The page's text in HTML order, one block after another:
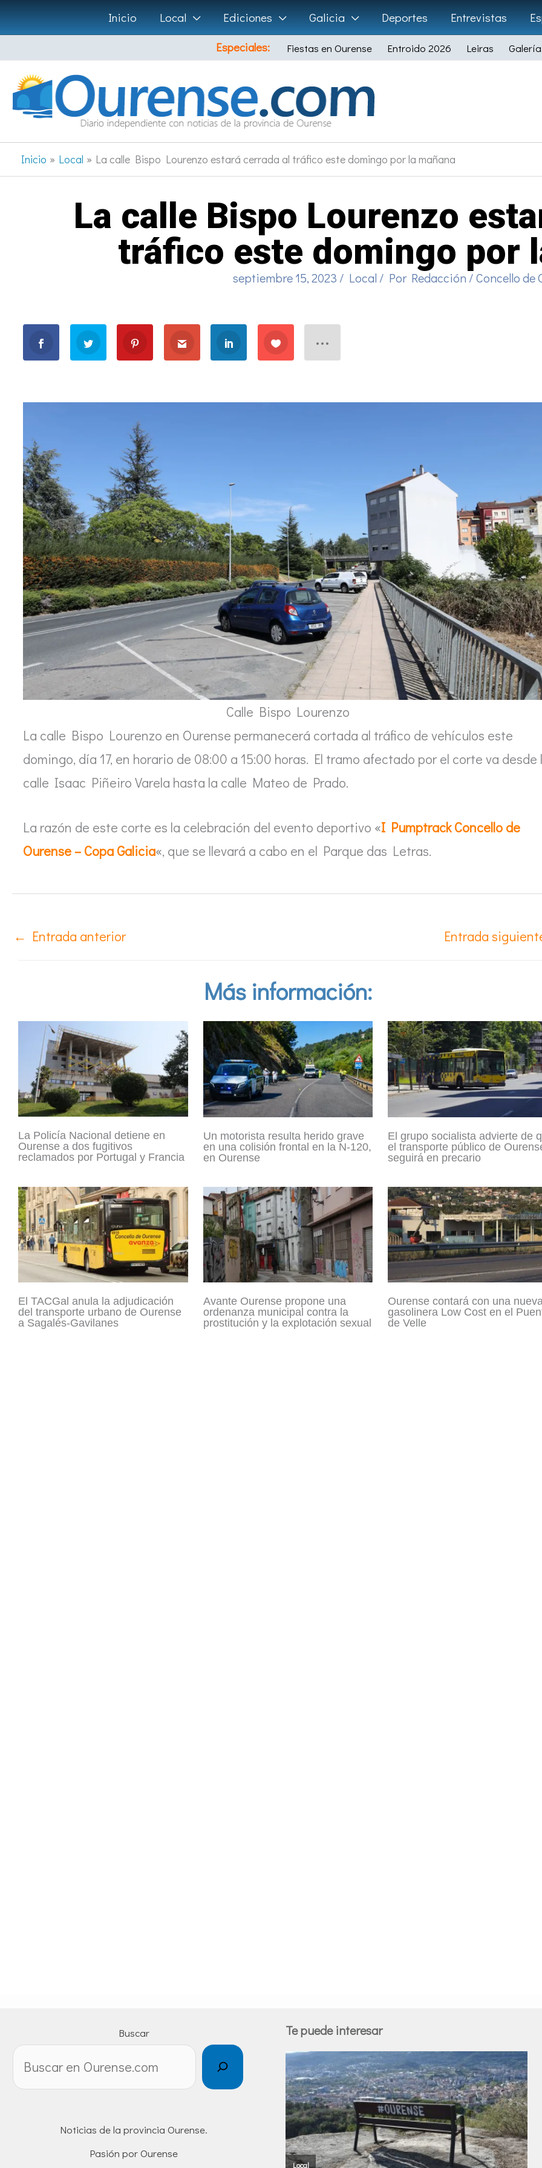
Ir
al
contenido
Inicio Local Ediciones Galicia Deportes Entrevistas
Especiales:
Fiestas en Ourense Entroido 2026 Leiras
Inicio Local La calle Bispo Lourenzo estará cerrada al tráfico este domingo por la mañana
La calle Bispo Lourenzo
tráfico este domingo por
septiembre 15, 2023 / Local / Por Redacción /Concello de
Calle Bispo Lourenzo
La calle Bispo Lourenzo en Ourense permanecerá cortada al tráfico de vehículos este
domingo, día 17, en horario de 08:00 a 15:00 horas. El tramo afectado por el corte va desde
calle Isaac Piñeiro Varela hasta la calle Mateo de Prado.
La razón de este corte es la celebración del evento deportivo «I Pumptrack Concello de
Ourense – Copa Galicia«, que se llevará a cabo en el Parque das Letras.
← Entrada anterior Entrada
Más información:
La Policía Nacional detiene en
Ourense a dos fugitivos
reclamados por Portugal y Francia
Un motorista resulta herido grave
en una colisión frontal en la N-120,
en Ourense
El grupo socialista advierte de
el transporte público de
seguirá en precario
El TACGal anula la adjudicación
del transporte urbano de Ourense
a Sagalés-Gavilanes
Avante Ourense propone una
ordenanza municipal contra la
prostitución y la explotación sexual
Ourense contará con una
gasolinera Low Cost en el
de Velle
Buscar
Noticias de la provincia Ourense.
Pasión por Ourense
Te puede interesar